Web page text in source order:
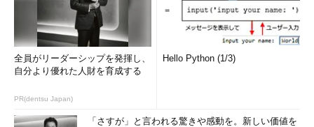
全員がリーダーシップを発揮し、
自分より優れた人財を育成する
PR(dentsu Japan)
Hello Python (1/3)
「さすが」と言われる驚きや感動を。新しい価値を